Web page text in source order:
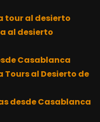
tour al desierto
al desierto
Casablanca
al Desierto de
desde Casablanca